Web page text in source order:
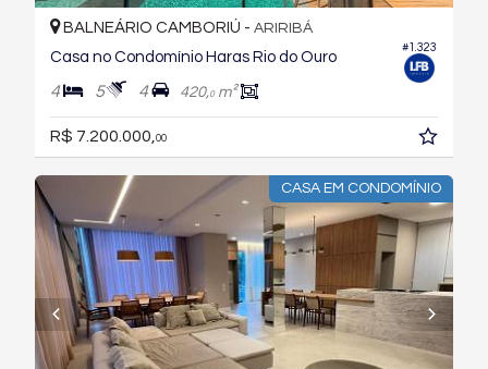
#1.323
BALNEÁRIO CAMBORIÚ - ARIRIBÁ
Casa no Condomínio Haras Rio do Ouro
4 5 4 420,0m²
R$ 7.200.000, 00
CASA EM CONDOMÍNIO